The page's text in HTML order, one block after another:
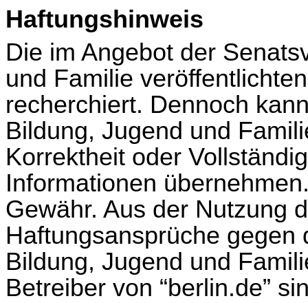
Haftungshinweis
Die im Angebot der
und Familie
recherchiert. Dennoch
Bildung, Jugend und
Korrektheit oder
Informationen
Gewähr. Aus der Nutzung
Haftungsansprüche
Bildung, Jugend und
Betreiber von “berlin.de”